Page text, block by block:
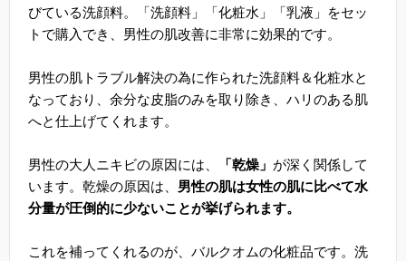
びている洗顔料。「洗顔料」「化粧水」「乳液」をセッ
トで購入でき、男性の肌改善に非常に効果的です。
男性の肌トラブル解決の為に作られた洗顔料＆化粧水と
なっており、余分な皮脂のみを取り除き、ハリのある肌
へと仕上げてくれます。
男性の大人ニキビの原因には、 「乾燥」 が深く関係して
います。乾燥の原因は、 男性の肌は女性の肌に比べて水
分量が圧倒的に少ないことが挙げられます。
これを補ってくれるのが、バルクオムの化粧品です。洗